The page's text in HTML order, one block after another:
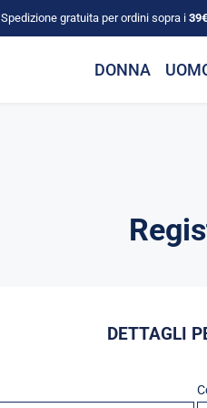
Spedizione gratuita per ordini sopra i 39€
DONNA
DETTAGLI